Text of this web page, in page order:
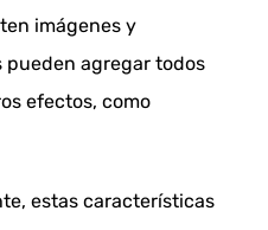
imágenes y
pueden agregar todos
efectos, como
estas características